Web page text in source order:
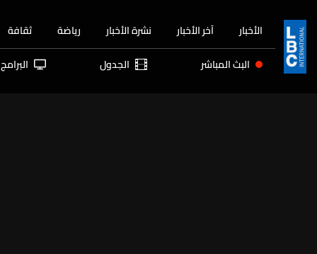
الأخبار آخر الأخبار نشرة الأخبار رياضة ثقافة
البث المباشر الجدول البرامج